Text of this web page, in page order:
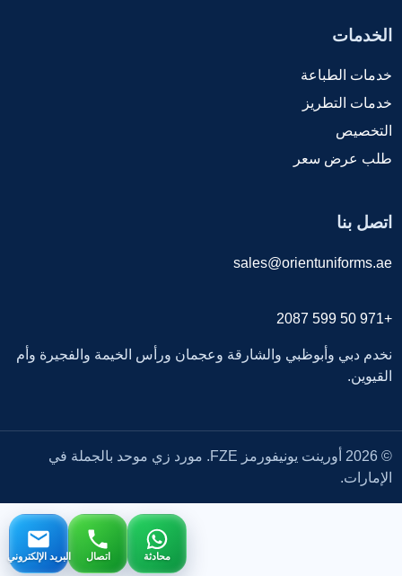
الخدمات
خدمات الطباعة
خدمات التطريز
التخصيص
طلب عرض سعر
اتصل بنا
sales@orientuniforms.ae
+971 50 599 2087
نخدم دبي وأبوظبي والشارقة وعجمان ورأس الخيمة والفجيرة وأم
القيوين.
© 2026 أورينت يونيفورمز FZE. مورد زي موحد بالجملة في
الإمارات.
محادثة اتصال البريد الإلكتروني